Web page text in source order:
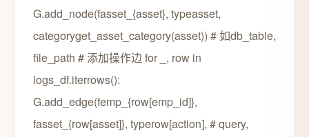
G.add_node(fasset_{asset}, typeasset,
categoryget_asset_category(asset)) # 如db_table,
file_path # 添加操作边 for _, row in
logs_df.iterrows():
G.add_edge(femp_{row[emp_id]},
fasset_{row[asset]}, typerow[action], # query,